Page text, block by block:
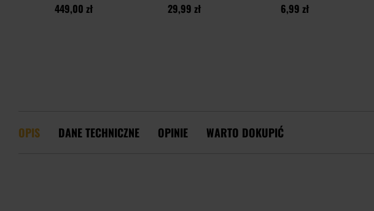
449,00 zł
29,99 zł
6,99 zł
OPIS DANE TECHNICZNE OPINIE WARTO DOKUPIĆ